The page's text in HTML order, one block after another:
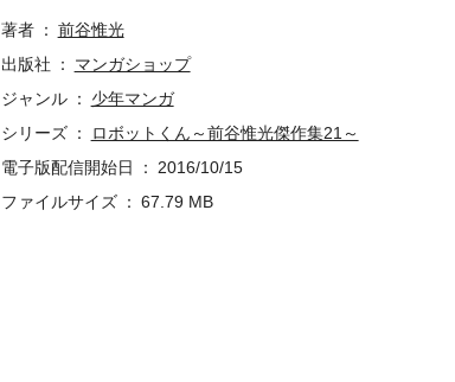
とりに日本へとんぼ返りをするが……?<人間台風 力道山>日
作品を初単行本化!
著者
前谷惟光
出版社
マンガショップ
ジャンル
少年マンガ
シリーズ
ロボットくん～前谷惟光傑作集21～
電子版配信開始日
2016/10/15
ファイルサイズ
67.79 MB